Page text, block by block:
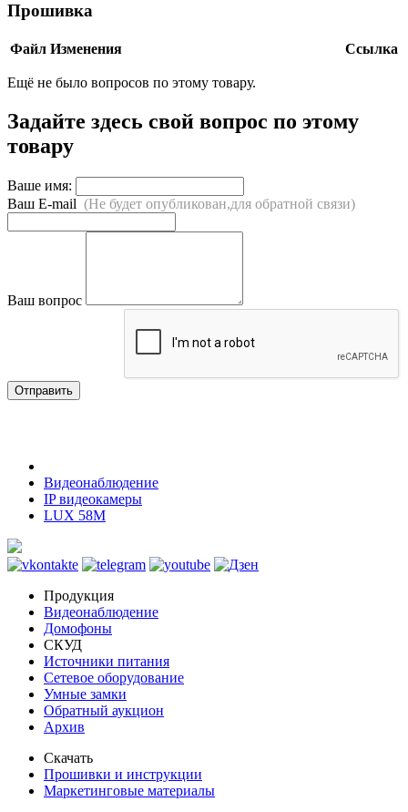
Прошивка
Файл Изменения Ссылка
Ещё не было вопросов по этому товару.
Задайте здесь свой вопрос по этому
товару
Ваше имя:
Ваш E-mail (Не будет опубликован,для обратной связи)
Ваш вопрос
Отправить
Видеонаблюдение
IP видеокамеры
LUX 58M
Продукция
Видеонаблюдение
Домофоны
СКУД
Источники питания
Сетевое оборудование
Умные замки
Обратный аукцион
Архив
Скачать
Прошивки и инструкции
Маркетинговые материалы